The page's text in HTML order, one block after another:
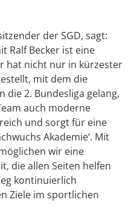
der SGD, sagt:
Ralf Becker ist eine
hat nicht nur in kürzester
mit dem die
die 2. Bundesliga gelang,
auch moderne
und sorgt für eine
Akademie‘. Mit
wir eine
die allen Seiten helfen
kontinuierlich
Ziele im sportlichen